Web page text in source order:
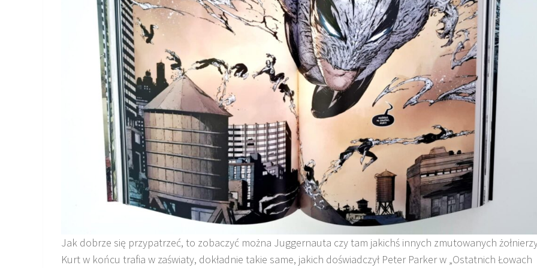
Jak dobrze się przypatrzeć, to zobaczyć można Juggernauta czy tam jakichś innych zmutowanych
Kurt w końcu trafia w zaświaty, dokładnie takie same, jakich doświadczył Peter Parker w „Ostatnich Łowach